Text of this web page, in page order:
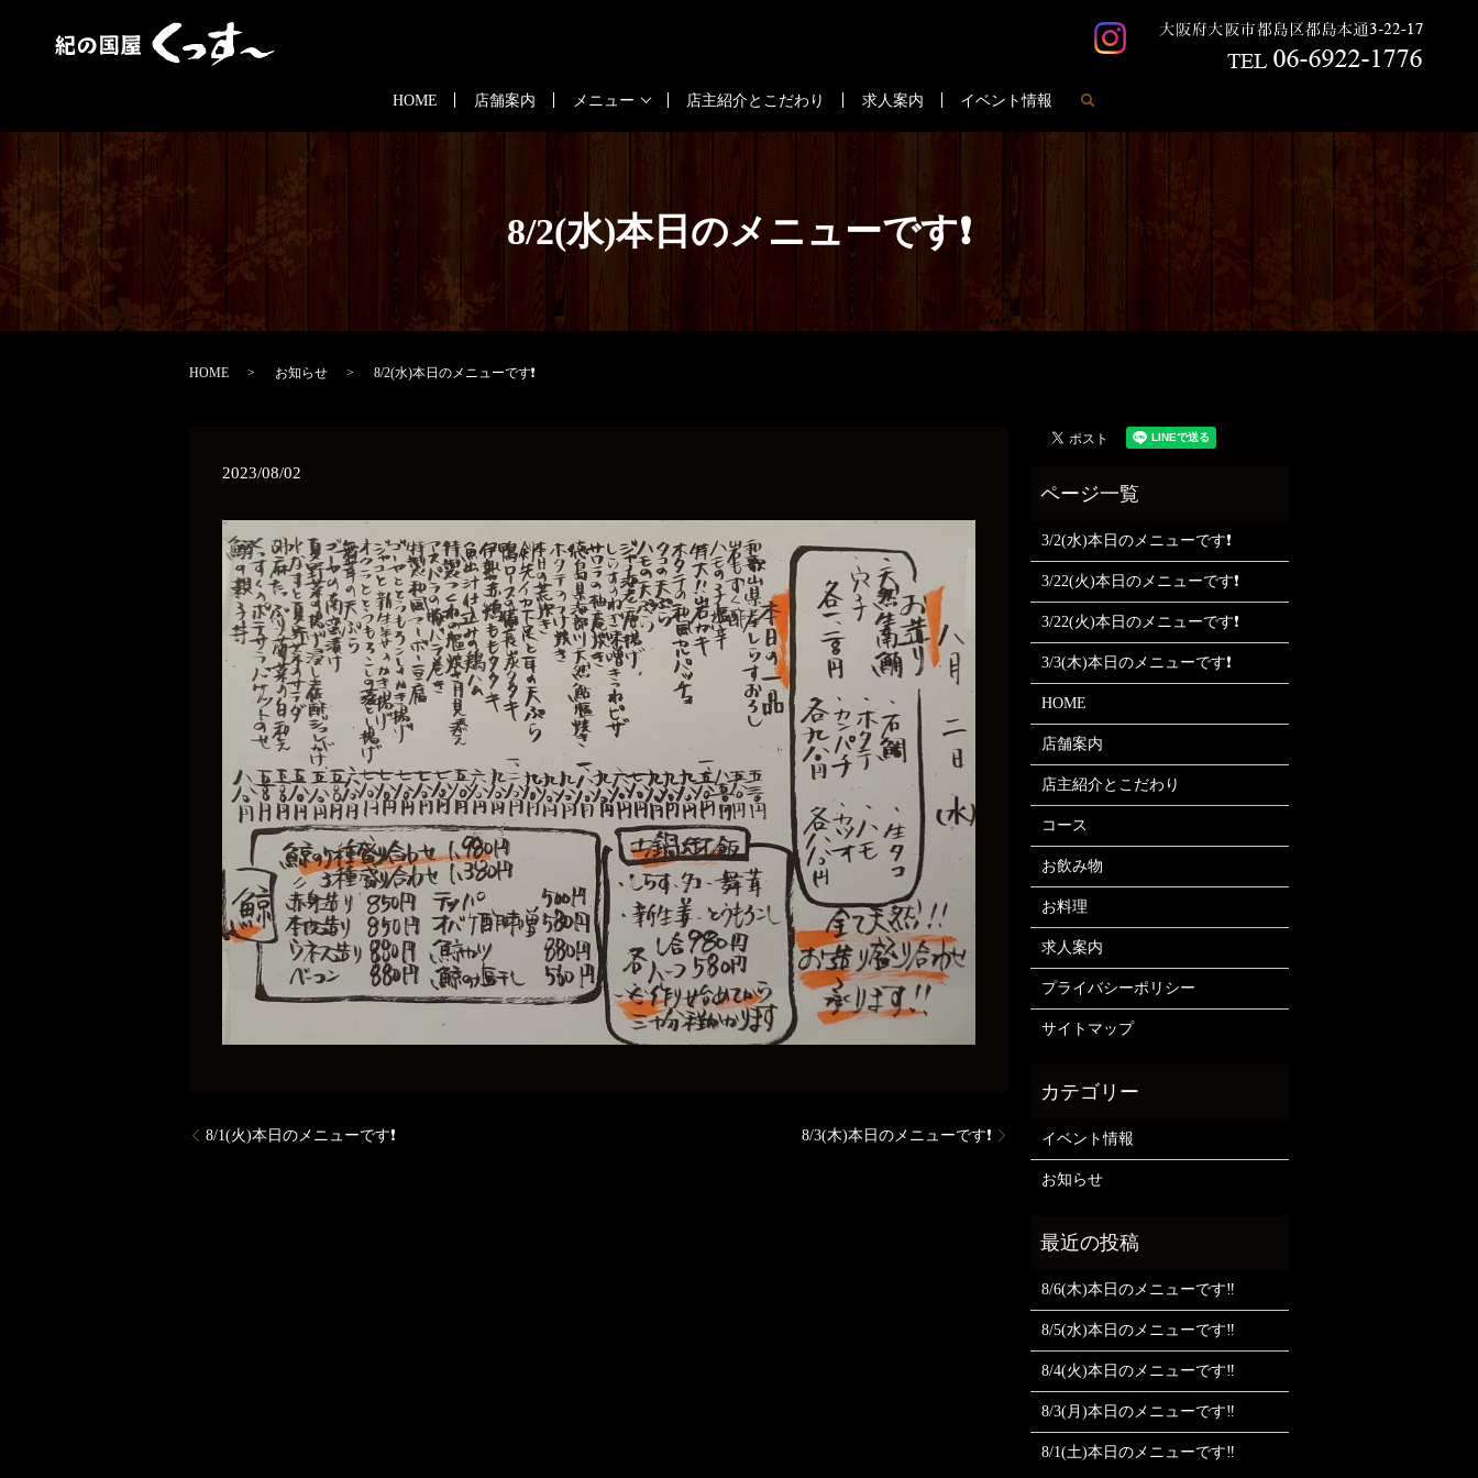
HOME 店舗案内 メニュー 店主紹介とこだわり 求人案内 イベント情報
8/2(水)本日のメニューです❗
HOME お知らせ 8/2(水)本日のメニューです❗
2023/08/02
8/1(火)本日のメニューです❗ 8/3(木)本日のメニューです❗
3/2(水)本日のメニューです❗
3/22(火)本日のメニューです❗
3/22(火)本日のメニューです❗
3/3(木)本日のメニューです❗
HOME
店舗案内
店主紹介とこだわり
コース
お飲み物
お料理
求人案内
プライバシーポリシー
サイトマップ
イベント情報
お知らせ
8/6(木)本日のメニューです‼️
8/5(水)本日のメニューです‼️
8/4(火)本日のメニューです‼️
8/3(月)本日のメニューです‼️
8/1(土)本日のメニューです‼️